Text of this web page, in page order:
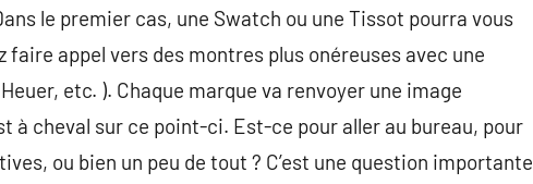
le premier cas, une Swatch ou une Tissot pourra vous
appel vers des montres plus onéreuses avec une
etc. ). Chaque marque va renvoyer une image
à cheval sur ce point-ci. Est-ce pour aller au bureau, pour
ou bien un peu de tout ? C’est une question importante